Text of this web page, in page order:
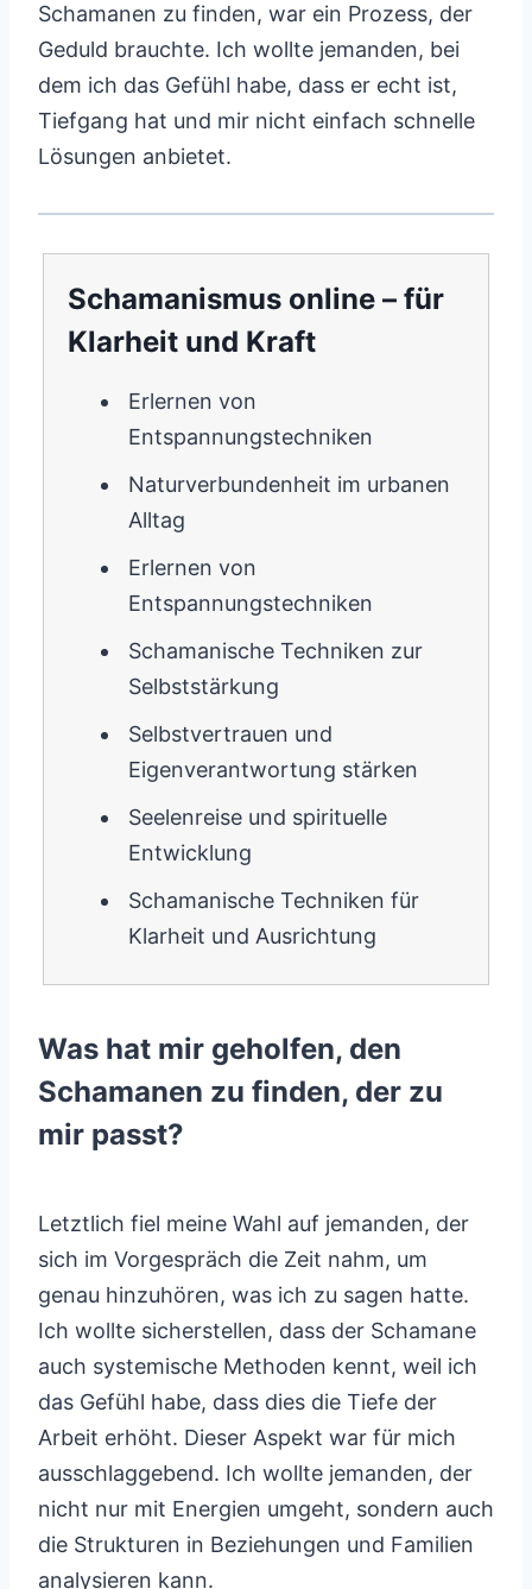
Schamanen zu finden, war ein Prozess, der
Geduld brauchte. Ich wollte jemanden, bei
dem ich das Gefühl habe, dass er echt ist,
Tiefgang hat und mir nicht einfach schnelle
Lösungen anbietet.
Schamanismus online – für
Klarheit und Kraft
Erlernen von
Entspannungstechniken
Naturverbundenheit im urbanen
Alltag
Erlernen von
Entspannungstechniken
Schamanische Techniken zur
Selbststärkung
Selbstvertrauen und
Eigenverantwortung stärken
Seelenreise und spirituelle
Entwicklung
Schamanische Techniken für
Klarheit und Ausrichtung
Was hat mir geholfen, den
Schamanen zu finden, der zu
mir passt?
Letztlich fiel meine Wahl auf jemanden, der
sich im Vorgespräch die Zeit nahm, um
genau hinzuhören, was ich zu sagen hatte.
Ich wollte sicherstellen, dass der Schamane
auch systemische Methoden kennt, weil ich
das Gefühl habe, dass dies die Tiefe der
Arbeit erhöht. Dieser Aspekt war für mich
ausschlaggebend. Ich wollte jemanden, der
nicht nur mit Energien umgeht, sondern auch
die Strukturen in Beziehungen und Familien
analysieren kann.